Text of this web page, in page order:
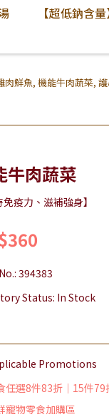
【超低鈉含
肉鮮魚, 機能牛肉蔬菜,
牛肉蔬菜
免疫力、滋補強身】
394383
Status: In Stock
Promotions
任選8件83折｜15件
寵物零食加購區